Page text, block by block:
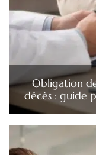
Obligation
décès : guide